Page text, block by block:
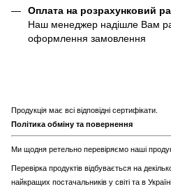
Оплата на розрахунковий
Наш менеджер надішле Вам
оформлення замовлення
Продукція має всі відповідні сертифікати.
Політика обміну та повернення
Ми щодня ретельно перевіряємо наші
Перевірка продуктів відбувається на
найкращих постачальників у світі та в